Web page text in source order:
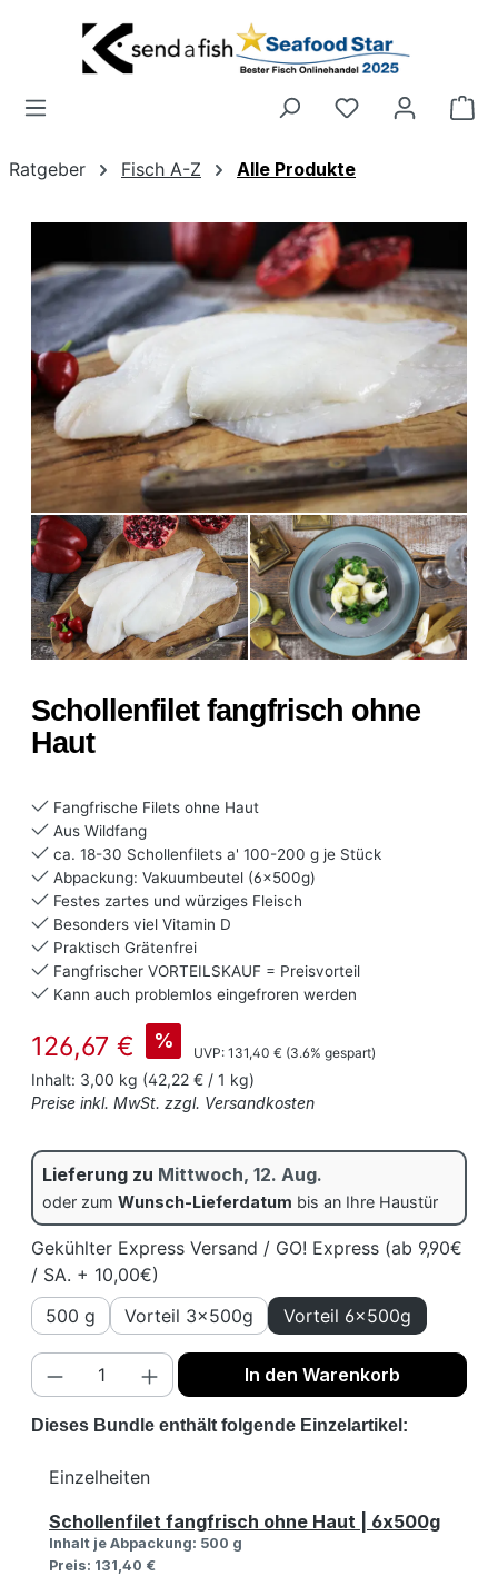
Zum Hauptinhalt springen
Ratgeber Fisch A-Z Alle Produkte
Schollenfilet fangfrisch ohne
Haut
Fangfrische Filets ohne Haut
Aus Wildfang
ca. 18-30 Schollenfilets a' 100-200 g je Stück
Abpackung: Vakuumbeutel (6x500g)
Festes zartes und würziges Fleisch
Besonders viel Vitamin D
Praktisch Grätenfrei
Fangfrischer VORTEILSKAUF = Preisvorteil
Kann auch problemlos eingefroren werden
Verkaufspreis:
126,67 € %
UVP: Regulärer Preis:
131,40 € (3.6% gespart)
Inhalt: 3,00 kg (42,22 € / 1 kg)
Preise inkl. MwSt. zzgl. Versandkosten
Lieferung zu Mittwoch, 12. Aug.
oder zum Wunsch-Lieferdatum bis an Ihre Haustür
Gekühlter Express Versand / GO! Express (ab 9,90€
/ SA. + 10,00€)
500 g
Vorteil 3x500g Vorteil 6x500g
Produkt Anzahl: Gib den gewünschten
In den Warenkorb
Dieses Bundle enthält folgende Einzelartikel:
Einzelheiten
Schollenfilet fangfrisch ohne Haut | 6x500g
Inhalt je Abpackung: 500 g
Preis: 131,40 €